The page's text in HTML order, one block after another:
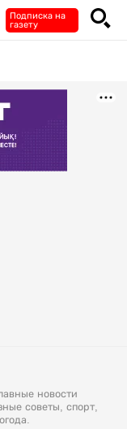
Подписка на
газету
новости
советы, спорт,